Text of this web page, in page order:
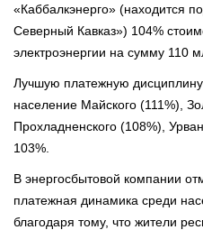
«Каббалкэнерго» (находится
Северный Кавказ») 104%
электроэнергии на сумму 110
Лучшую платежную
население Майского (111%),
Прохладненского (108%),
103%.
В энергосбытовой компании
платежная динамика среди
благодаря тому, что жители